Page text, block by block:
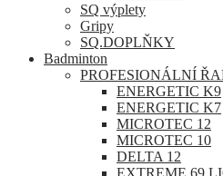
SQ výplety
Gripy
SQ.DOPLŇKY
Badminton
PROFESIONÁLNÍ
ENERGETIC K9
ENERGETIC K7
MICROTEC 12
MICROTEC 10
DELTA 12
EXTREME 69